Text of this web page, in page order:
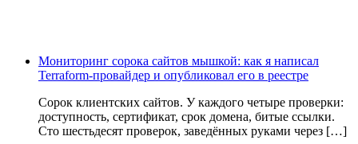
Мониторинг сорока сайтов мышкой: как я написал
Terraform-провайдер и опубликовал его в реестре
Сорок клиентских сайтов. У каждого четыре проверки:
доступность, сертификат, срок домена, битые ссылки.
Сто шестьдесят проверок, заведённых руками через […]